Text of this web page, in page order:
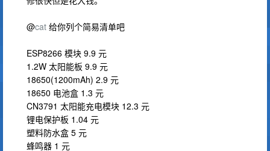
@cat 给你列个简易清单吧
ESP8266 模块 9.9 元
1.2W 太阳能板 9.9 元
18650(1200mAh) 2.9 元
18650 电池盒 1.3 元
CN3791 太阳能充电模块 12.3 元
锂电保护板 1.04 元
塑料防水盒 5 元
蜂鸣器 1 元